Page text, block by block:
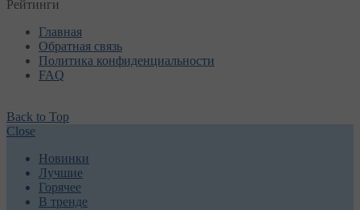
Рейтинги
Главная
Обратная связь
Политика конфиденциальности
FAQ
Back to Top
Close
Новинки
Лучшие
Горячее
В тренде